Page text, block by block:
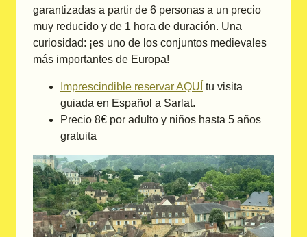
garantizadas a partir de 6 personas a un precio
muy reducido y de 1 hora de duración. Una
curiosidad: ¡es uno de los conjuntos medievales
más importantes de Europa!
Imprescindible reservar AQUÍ tu visita
guiada en Español a Sarlat.
Precio 8€ por adulto y niños hasta 5 años
gratuita